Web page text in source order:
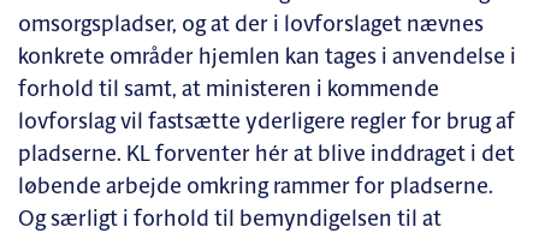
omsorgspladser, og at der i lovforslaget nævnes
konkrete områder hjemlen kan tages i anvendelse i
forhold til samt, at ministeren i kommende
lovforslag vil fastsætte yderligere regler for brug af
pladserne. KL forventer hér at blive inddraget i det
løbende arbejde omkring rammer for pladserne.
Og særligt i forhold til bemyndigelsen til at